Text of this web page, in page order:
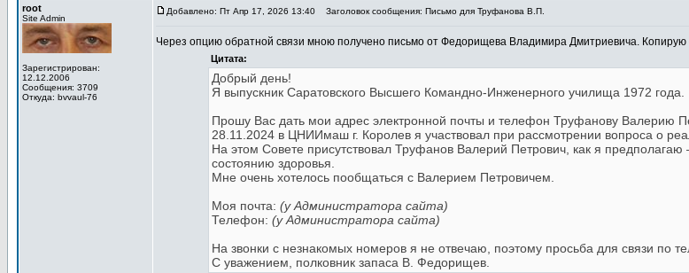
root
Site Admin
Зарегистрирован:
12.12.2006
Сообщения: 3709
Откуда: bvvaul-76
Добавлено: Пт Апр 17, 2026 13:40 Заголовок сообщения: Письмо для Труфанова В.П.
Через опцию обратной связи мною получено письмо от Федорищева Владимира Дмитриевича. Копирую
Цитата:
Добрый день!
Я выпускник Саратовского Высшего Командно-Инженерного училища 1972 года.
Прошу Вас дать мои адрес электронной почты и телефон Труфанову Валерию
28.11.2024 в ЦНИИмаш г. Королев я участвовал при рассмотрении вопроса о
На этом Совете присутствовал Труфанов Валерий Петрович, как я
состоянию здоровья.
Мне очень хотелось пообщаться с Валерием Петровичем.
Моя почта: (у Администратора сайта)
Телефон: (у Администратора сайта)
На звонки с незнакомых номеров я не отвечаю, поэтому просьба для связи по
С уважением, полковник запаса В. Федорищев.